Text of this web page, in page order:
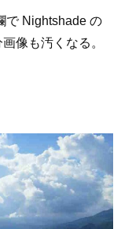
で Nightshade の
像も汚くなる。